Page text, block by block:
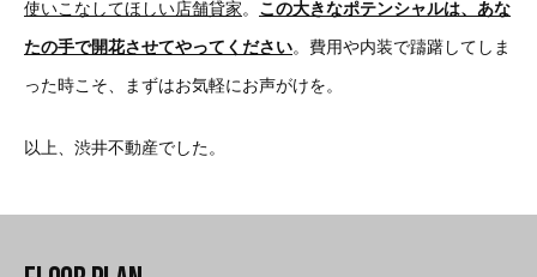
使いこなしてほしい店舗貸家。 この大きなポテンシャルは、あな
たの手で開花させてやってください。費用や内装で躊躇してしま
った時こそ、まずはお気軽にお声がけを。
以上、渋井不動産でした。